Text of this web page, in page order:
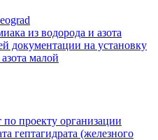
из водорода и азота
документации на установку
малой
проекту организации
гептагидрата (железного